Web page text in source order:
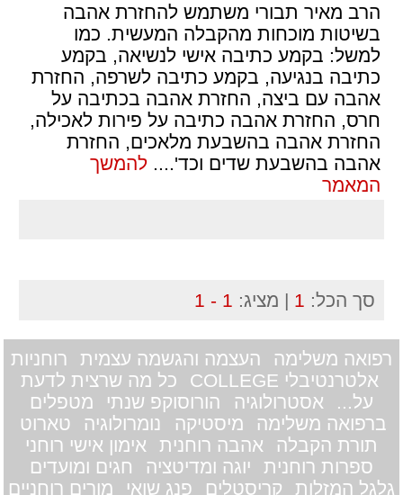
הרב מאיר תבורי משתמש להחזרת אהבה
בשיטות מוכחות מהקבלה המעשית. כמו
למשל: בקמע כתיבה אישי לנשיאה, בקמע
כתיבה בנגיעה, בקמע כתיבה לשרפה, החזרת
אהבה עם ביצה, החזרת אהבה בכתיבה על
חרס, החזרת אהבה כתיבה על פירות לאכילה,
החזרת אהבה בהשבעת מלאכים, החזרת
אהבה בהשבעת שדים וכד'.... להמשך
המאמר
סך הכל: 1 | מציג: 1 - 1
רפואה משלימה העצמה והגשמה עצמית
רוחניות
אלטרנטיבלי COLLEGE
כל מה שרצית לדעת
על...
אסטרולוגיה הורוסוקפ שנתי
מטפלים
ברפואה משלימה
מיסטיקה נומרולוגיה
טארוט
תורת הקבלה
אהבה רוחנית
אימון אישי רוחני
ספרות רוחנית
יוגה ומדיטציה
חגים ומועדים
גלגל המזלות
קריסטלים פנג שואי מורים רוחניים